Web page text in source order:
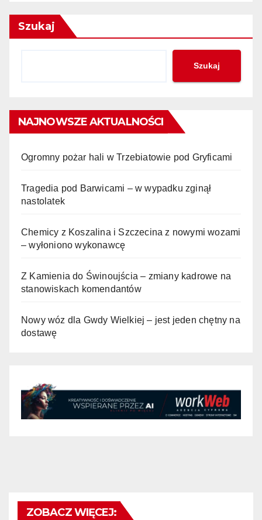
Szukaj
Szukaj
NAJNOWSZE AKTUALNOŚCI
Ogromny pożar hali w Trzebiatowie pod Gryficami
Tragedia pod Barwicami – w wypadku zginął
nastolatek
Chemicy z Koszalina i Szczecina z nowymi wozami
– wyłoniono wykonawcę
Z Kamienia do Świnoujścia – zmiany kadrowe na
stanowiskach komendantów
Nowy wóz dla Gwdy Wielkiej – jest jeden chętny na
dostawę
ZOBACZ WIĘCEJ: